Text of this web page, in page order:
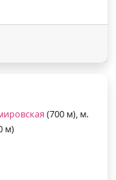
(700 м), м.
м)